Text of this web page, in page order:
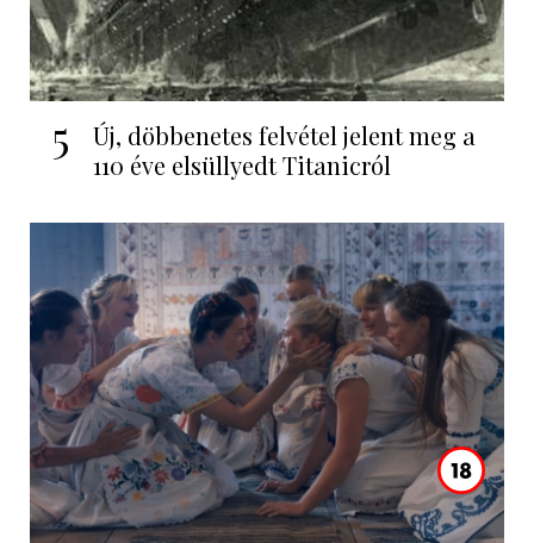
5
Új, döbbenetes felvétel jelent meg a
110 éve elsüllyedt Titanicról